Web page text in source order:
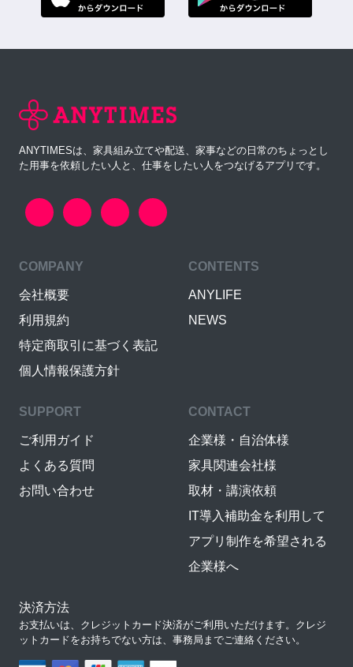
ANYTIMESは、家具組み立てや配送、家事などの日常のちょっとし
た用事を依頼したい人と、仕事をしたい人をつなげるアプリです。
COMPANY
会社概要
利用規約
特定商取引に基づく表記
個人情報保護方針
CONTENTS
ANYLIFE
NEWS
SUPPORT
ご利用ガイド
よくある質問
お問い合わせ
CONTACT
企業様・自治体様
家具関連会社様
取材・講演依頼
IT導入補助金を利用して
アプリ制作を希望される
企業様へ
決済方法
お支払いは、クレジットカード決済がご利用いただけます。クレジ
ットカードをお持ちでない方は、事務局までご連絡ください。